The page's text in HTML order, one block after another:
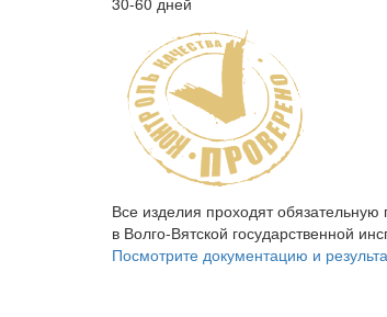
Все изделия проходят обязательную
в Волго-Вятской государственной
Посмотрите документацию и